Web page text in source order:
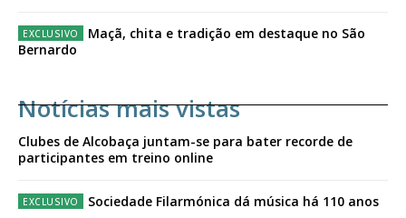
Maçã, chita e tradição em destaque no São
Bernardo
Notícias mais vistas
Clubes de Alcobaça juntam-se para bater recorde de
participantes em treino online
Sociedade Filarmónica dá música há 110 anos